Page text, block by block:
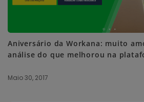
Aniversário da Workana: muito
análise do que melhorou na
Maio 30, 2017